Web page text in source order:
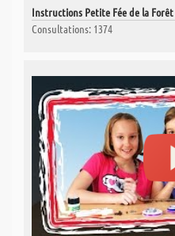
Instructions Petite Fée de la Forêt
Consultations: 1374